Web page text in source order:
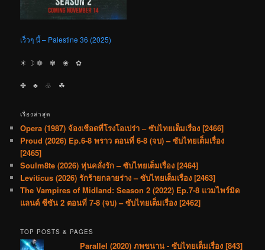
เร็วๆ นี้ – Palestine 36 (2025)
☀︎ ☽ ❁ ✾ ❀ ✿
✤ ♣︎ ♧ ☘︎
เรื่องล่าสุด
Opera (1987) จ้องเชือดที่โรงโอเปร่า – ซับไทยเต็มเรื่อง [2466]
Proud (2026) Ep.6-8 พราว ตอนที่ 6-8 (จบ) – ซับไทยเต็มเรื่อง
[2465]
Soulm8te (2026) หุ่นคลั่งรัก – ซับไทยเต็มเรื่อง [2464]
Leviticus (2026) รักร้ายกลายร่าง – ซับไทยเต็มเรื่อง [2463]
The Vampires of Midland: Season 2 (2022) Ep.7-8 แวมไพร์มิด
แลนด์ ซีซัน 2 ตอนที่ 7-8 (จบ) – ซับไทยเต็มเรื่อง [2462]
TOP POSTS & PAGES
Parallel (2020) ภพขนาน - ซับไทยเต็มเรื่อง [843]